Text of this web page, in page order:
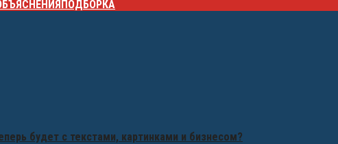
ПОДБОРКА
будет с текстами, картинками и бизнесом?